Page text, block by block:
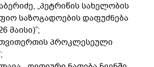
„პეტრიწის სახელობის
საზოგადოების დაფუძნება
მაისი)”;
პროკლესეული